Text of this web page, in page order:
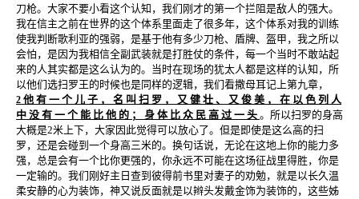
刀枪。大家不要小看这个认知，我们刚才的第一个拦阻是敌人的强大。
我在信主之前在世界的这个体系里面走了很多年，这个体系对我的训练
使我判断歌利亚的强弱，是基于他有多少刀枪、盾牌、盔甲，我之所以
会怕，是因为我相信全副武装就是打胜仗的条件，每一个当时不敢站起
来的人其实都是这么认为的。当时在现场的犹太人都是这样的认知，所
以他们选扫罗王的时候也是同样的逻辑，我们看撒母耳记上第九章，
2 他 有 一 个 儿 子 ， 名 叫 扫 罗 ， 又 健 壮 、 又 俊 美 ， 在 以 色 列 人
中 没 有 一 个 能 比 他 的 ； 身 体 比 众 民 高 过 一 头 。所以扫罗的身高
大概是2米上下，大家因此觉得可以放心了。但是即使是这么高的扫
罗，还是会碰到一个身高三米的。换句话说，无论在这地上你的能力多
强，总是会有一个比你更强的，你永远不可能在这场征战里得胜，你是
一定输的。我们刚好主日查到彼得前书里对妻子的劝勉，就是以长久温
柔安静的心为装饰，神又说反面就是以辫头发戴金饰为装饰的，这些姊